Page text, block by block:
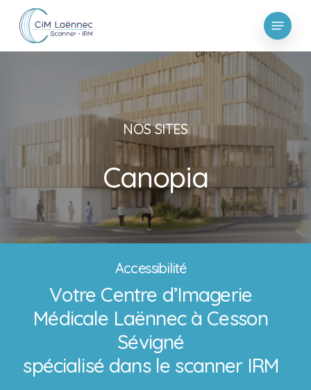
Menu
NOS SITES
Canopia
Accessibilité
Votre Centre d’Imagerie
Médicale Laënnec à Cesson
Sévigné
spécialisé dans le scanner IRM